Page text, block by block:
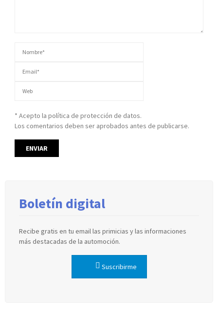
* Acepto la política de protección de datos.
Los comentarios deben ser aprobados antes de publicarse.
Boletín digital
Recibe gratis en tu email las primicias y las informaciones
más destacadas de la automoción.
Suscribirme